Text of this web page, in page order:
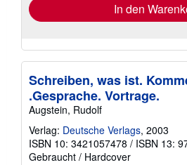
In den
Schreiben, was ist.
.Gesprache. Vortrage.
Augstein, Rudolf
Verlag: Deutsche Verlags, 2003
ISBN 10: 3421057478 / ISBN 13:
Gebraucht / Hardcover